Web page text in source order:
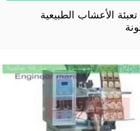
تعبئة الأعشاب الطبيعية